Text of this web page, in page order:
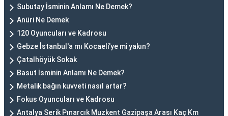
Subutay İsminin Anlamı Ne Demek?
Anüri Ne Demek
120 Oyuncuları ve Kadrosu
Gebze İstanbul'a mı Kocaeli'ye mi yakın?
Çatalhöyük Sokak
Basut İsminin Anlamı Ne Demek?
Metalik bağın kuvveti nasıl artar?
Fokus Oyuncuları ve Kadrosu
Antalya Serik Pınarcık Muzkent Gazipaşa Arası Kaç Km